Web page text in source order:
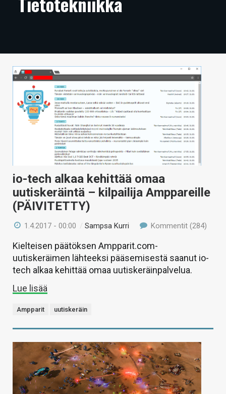
ARTIKKELIT
TECHBBS
TIETOA
HINTA.FI
KAUPPA
VAIHDA TEEMA
HAKU
io-tech alkaa kehittää omaa
uutiskeräintä – kilpailija Amppareille
(PÄIVITETTY)
1.4.2017 - 00:00 /Sampsa Kurri Kommentit (284)
Kielteisen päätöksen Ampparit.com-
uutiskeräimen lähteeksi pääsemisestä saanut io-
tech alkaa kehittää omaa uutiskeräinpalvelua.
Lue lisää
Ampparit uutiskeräin